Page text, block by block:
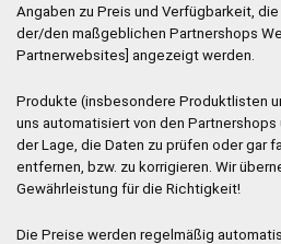
Angaben zu Preis und Verfügbarkeit,
der/den maßgeblichen Partnershops
Partnerwebsites] angezeigt werden.
Produkte (insbesondere Produktlisten
uns automatisiert von den
der Lage, die Daten zu prüfen oder gar
entfernen, bzw. zu korrigieren. Wir
Gewährleistung für die Richtigkeit!
Die Preise werden regelmäßig